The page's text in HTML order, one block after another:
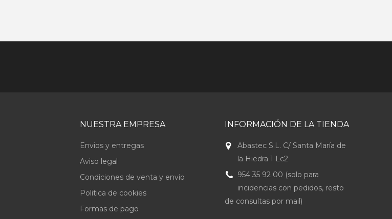
NUESTRA EMPRESA
Envios y entregas
Aviso legal
Condiciones de venta y envio
Politica de cookies
Formas de pago
INFORMACIÓN DE LA TIENDA
Abastec S.L. C/ Santa María de
la Hiedra 1 Lc2
954 35 92 00 (solo para
incidencias con pedidos, resto
de consultas por mail)